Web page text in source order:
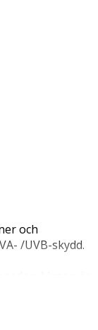
och
/UVB-skydd.
Linsen är